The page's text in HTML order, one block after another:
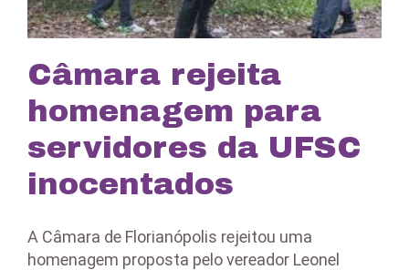
Câmara rejeita
homenagem para
servidores da UFSC
inocentados
A Câmara de Florianópolis rejeitou uma
homenagem proposta pelo vereador Leonel